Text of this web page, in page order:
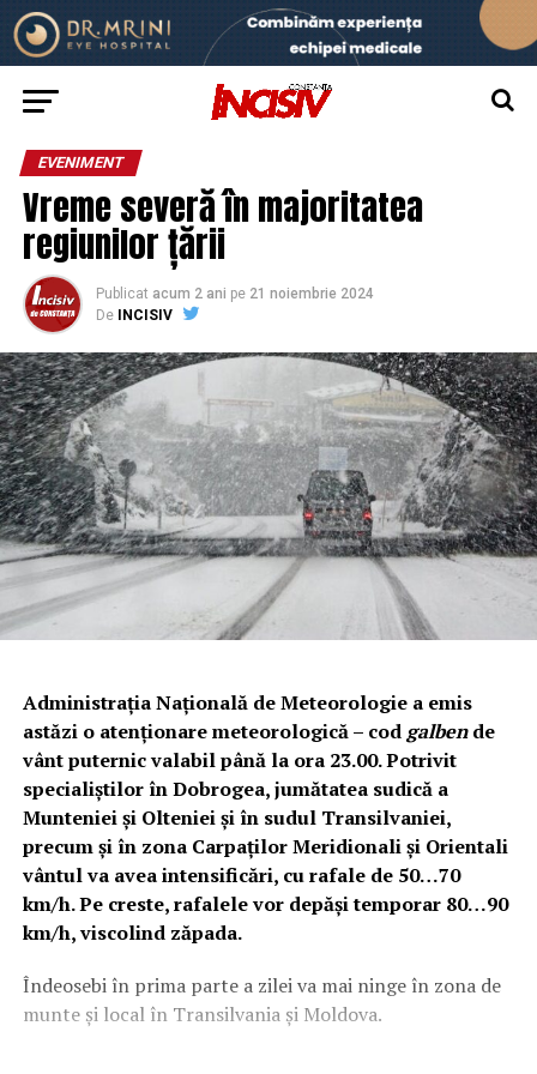
EVENIMENT
Vreme severă în majoritatea
regiunilor țării
Publicat acum 2 ani pe 21 noiembrie 2024
De
INCISIV
Administrația Națională de Meteorologie a emis
astăzi o atenționare meteorologică – cod galbende
vânt puternic valabil până la ora 23.00. Potrivit
specialiștilor în Dobrogea, jumătatea sudică a
Munteniei și Olteniei și în sudul Transilvaniei,
precum și în zona Carpaților Meridionali și Orientali
vântul va avea intensificări, cu rafale de 50…70
km/h. Pe creste, rafalele vor depăși temporar 80…90
km/h, viscolind zăpada.
Îndeosebi în prima parte a zilei va mai ninge în zona de
munte și local în Transilvania și Moldova.